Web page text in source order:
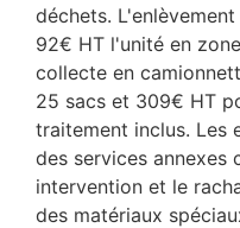
déchets.
92€ HT l'unité en
collecte en
25 sacs et 309€ HT
traitement inclus. Les
des services annexes
intervention et le
des matériaux